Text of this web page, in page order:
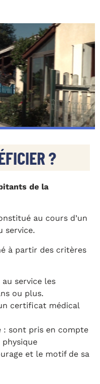
?
de la
au cours d’un
service.
à partir des critères
service les
ou plus.
certificat médical
: sont pris en compte
et le motif de sa